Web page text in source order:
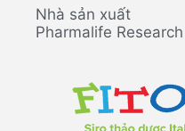
Nhà sản xuất
Pharmalife Research